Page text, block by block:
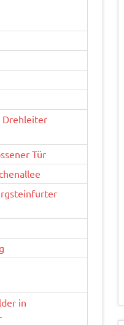
Drehleiter
Tür
in